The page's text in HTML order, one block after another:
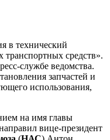
в технический
транспортных средств».
службе ведомства.
запчастей и
использования,
на имя главы
вице-президент